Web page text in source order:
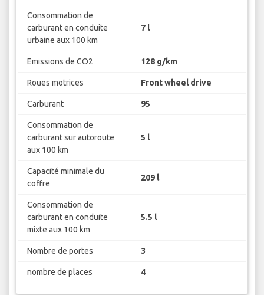
Consommation de
carburant en conduite
urbaine aux 100 km
7 l
Emissions de CO2 128 g/km
Roues motrices Front wheel drive
Carburant 95
Consommation de
carburant sur autoroute
aux 100 km
5 l
Capacité minimale du
coffre
209 l
Consommation de
carburant en conduite
mixte aux 100 km
5.5 l
Nombre de portes 3
nombre de places 4